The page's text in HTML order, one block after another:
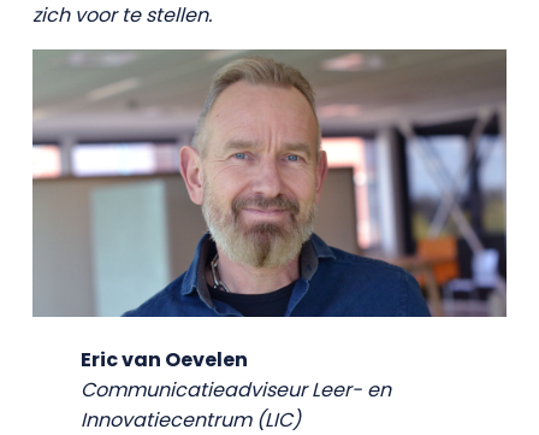
zich voor te stellen.
Eric van Oevelen
Communicatieadviseur Leer- en
Innovatiecentrum (LIC)